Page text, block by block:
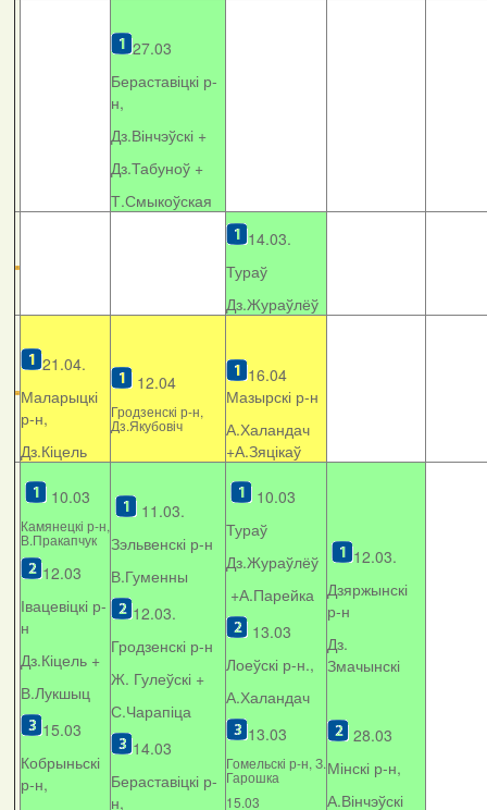
27.03
Бераставіцкі р-
н,
Дз.Вінчэўскі +
Дз.Табуноў +
Т.Смыкоўская
14.03.
Тураў
Дз.Жураўлёў
21.04.
Маларыцкі
р-н,
Дз.Кіцель
12.04
Гродзенскі р-н,
Дз.Якубовіч
16.04
Мазырскі р-н
А.Халандач
+А.Зяцікаў
10.03
Камянецкі р-н,
В.Пракапчук
12.03
Івацевіцкі р-
н
Дз.Кіцель +
В.Лукшыц
15.03
Кобрыньскі
р-н,
11.03.
Зэльвенскі р-н
В.Гуменны
12.03.
Гродзенскі р-н
Ж. Гулеўскі +
С.Чарапіца
14.03
Бераставіцкі р-
н,
10.03
Тураў
Дз.Жураўлёў
+А.Парейка
13.03
Лоеўскі р-н.,
А.Халандач
13.03
Гомельскі р-н, З.
Гарошка
15.03
12.03.
Дзяржынскі
р-н
Дз.
Змачынскі
28.03
Мінскі р-н,
А.Вінчэўскі